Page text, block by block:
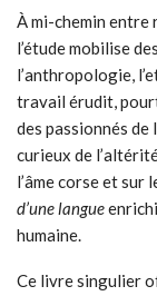
À mi-chemin
l’étude mobilise
l’anthropologie,
travail érudit,
des passionnés
curieux de
l’âme corse et
d’une langue
humaine.
Ce livre singulier